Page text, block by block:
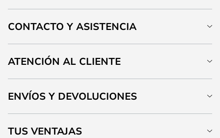
CONTACTO Y ASISTENCIA
ATENCIÓN AL CLIENTE
ENVÍOS Y DEVOLUCIONES
TUS VENTAJAS